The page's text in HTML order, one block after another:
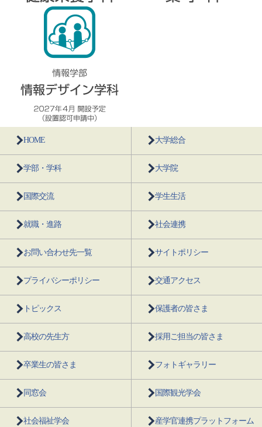
HOME 大学総合
学部・学科 大学院
国際交流 学生生活
就職・進路 社会連携
お問い合わせ先一覧 サイトポリシー
プライバシーポリシー 交通アクセス
トピックス 保護者の皆さま
高校の先生方 採用ご担当の皆さま
卒業生の皆さま フォトギャラリー
同窓会 国際観光学会
社会福祉学会 産学官連携プラットフォーム